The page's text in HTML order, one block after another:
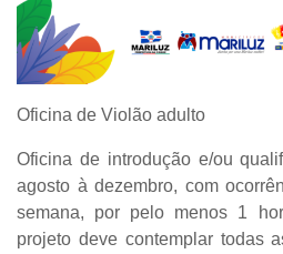
Oficina de Violão adulto
Oficina de introdução e/ou
agosto à dezembro, com
semana, por pelo menos 1
projeto deve contemplar todas